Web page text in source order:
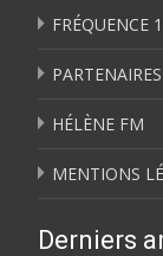
FRÉQUENCE
PARTENAIRES
HÉLÈNE FM
MENTIONS
Derniers